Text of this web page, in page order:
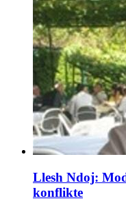
Llesh Ndoj:
konflikte